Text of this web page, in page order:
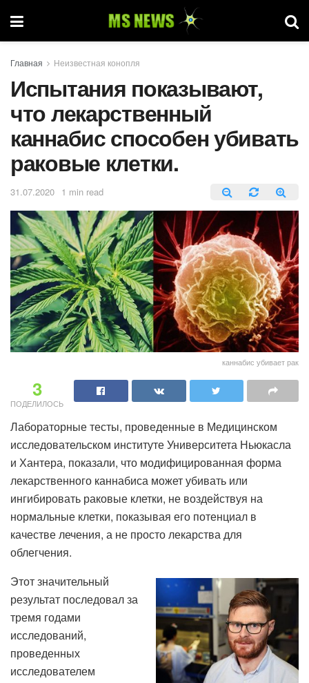
Главная Неизвестная конопля
Испытания показывают,
что лекарственный
каннабис способен убивать
раковые клетки.
31.07.2020 1 min read
каннабис убивает рак
3
ПОДЕЛИЛОСЬ
Лабораторные тесты, проведенные в Медицинском
исследовательском институте Университета Ньюкасла
и Хантера, показали, что модифицированная форма
лекарственного каннабиса может убивать или
ингибировать раковые клетки, не воздействуя на
нормальные клетки, показывая его потенциал в
качестве лечения, а не просто лекарства для
облегчения.
Этот значительный
результат последовал за
тремя годами
исследований,
проведенных
исследователем